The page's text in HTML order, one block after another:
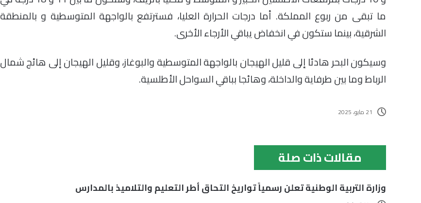
ما تبقى من ربوع المملكة. أما درجات الحرارة العليا، فسترتفع بالواجهة المتوسطية و بالمنطقة
الشرقية، بينما ستكون في انخفاض يباقي الأرجاء الأخرى.
وسيكون البحر هادئا إلى قليل الهيجان بالواجهة المتوسطية والبوغاز، وقليل الهيجان إلى هائج شمال
الرباط وما بين طرفاية والداخلة، وهائجا بباقي السواحل الأطلسية.
21 مايو، 2025
مقالات ذات صلة
وزارة التربية الوطنية تعلن رسمياً تواريخ التحاق أطر التعليم والتلاميذ بالمدارس